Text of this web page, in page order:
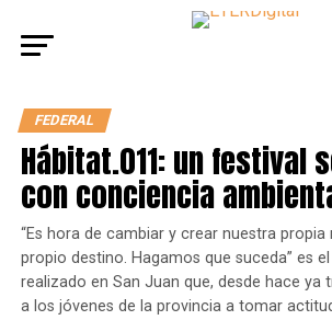
FEDERAL
Hábitat.011: un festival
con conciencia
“Es hora de cambiar y crear nuestra propia
propio destino. Hagamos que suceda” es
realizado en San Juan que, desde hace ya
a los jóvenes de la provincia a tomar